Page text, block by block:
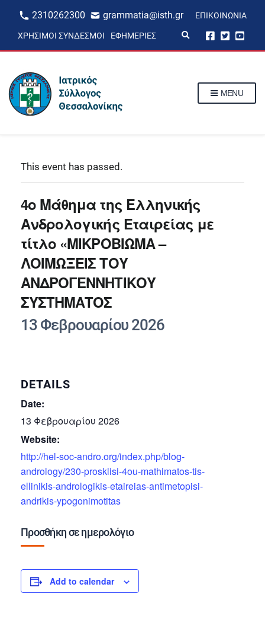
2310262300 grammatia@isth.gr ΕΠΙΚΟΙΝΩΝΊΑ
ΧΡΉΣΙΜΟΙ ΣΎΝΔΕΣΜΟΙ ΕΦΗΜΕΡΊΕΣ
p
MENU
This event has passed.
4ο Μάθημα της Ελληνικής
Ανδρολογικής Εταιρείας με
τίτλο «ΜΙΚΡΟΒΙΩΜΑ –
ΛΟΙΜΩΞΕΙΣ ΤΟΥ
ΑΝΔΡΟΓΕΝΝΗΤΙΚΟΥ
ΣΥΣΤΗΜΑΤΟΣ
13 Φεβρουαρίου 2026
DETAILS
Date:
13 Φεβρουαρίου 2026
Website:
http://hel-soc-andro.org/index.php/blog-
andrology/230-prosklisi-4ou-mathimatos-tis-
ellinikis-andrologikis-etaireias-antimetopisi-
andrikis-ypogonimotitas
Προσθήκη σε ημερολόγιο
Add to calendar